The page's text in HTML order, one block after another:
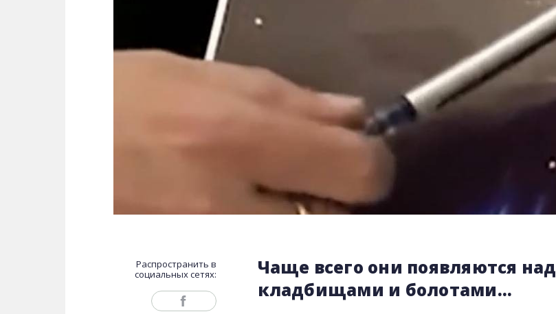
Распространить в
социальных сетях:
Чаще всего они появляются над
кладбищами и болотами…